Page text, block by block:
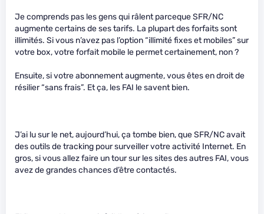
Je comprends pas les gens qui râlent parceque SFR/NC
augmente certains de ses tarifs. La plupart des forfaits sont
illimités. Si vous n’avez pas l’option “illimité fixes et mobiles” sur
votre box, votre forfait mobile le permet certainement, non ?
Ensuite, si votre abonnement augmente, vous êtes en droit de
résilier “sans frais”. Et ça, les FAI le savent bien.
J’ai lu sur le net, aujourd’hui, ça tombe bien, que SFR/NC avait
des outils de tracking pour surveiller votre activité Internet. En
gros, si vous allez faire un tour sur les sites des autres FAI, vous
avez de grandes chances d’être contactés.